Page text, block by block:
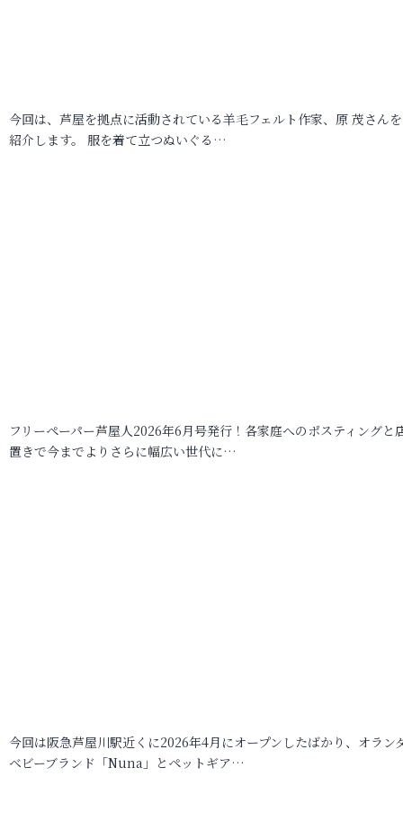
今回は、芦屋を拠点に活動されている羊毛フェルト作家、原 茂さん
紹介します。 服を着て立つぬいぐる…
フリーペーパー芦屋人2026年6月号発行！各家庭へのポスティングと
置きで今までよりさらに幅広い世代に…
今回は阪急芦屋川駅近くに2026年4月にオープンしたばかり、オラン
ベビーブランド「Nuna」とペットギア…